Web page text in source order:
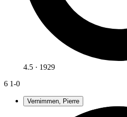
4.5 · 1929
6 1-0
Vernimmen, Pierre